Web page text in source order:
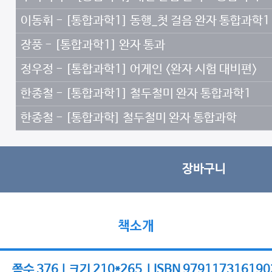
이동휘 - [통합과학1] 동행_첫 걸음 완자 통합과학1
장풍 - [통합과학1] 완자 통과
정우정 - [통합과학1] 어게인 <완자 시험 대비편>
한종철 - [통합과학1] 철두철미 완자 통합과학1
한종철 - [통합과학] 철두철미 완자 통합과학
장바구니
책소개